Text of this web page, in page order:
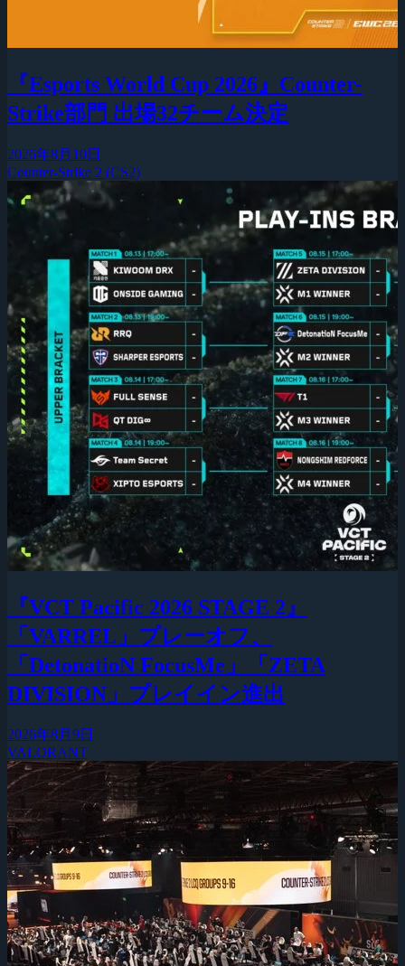
『Esports World Cup 2026』Counter-
Strike部門 出場32チーム決定
2026年8月10日
Counter-Strike 2 (CS2)
『VCT Pacific 2026 STAGE 2』
「VARREL」プレーオフ、
「DetonatioN FocusMe」「ZETA
DIVISION」プレイイン進出
2026年8月9日
VALORANT